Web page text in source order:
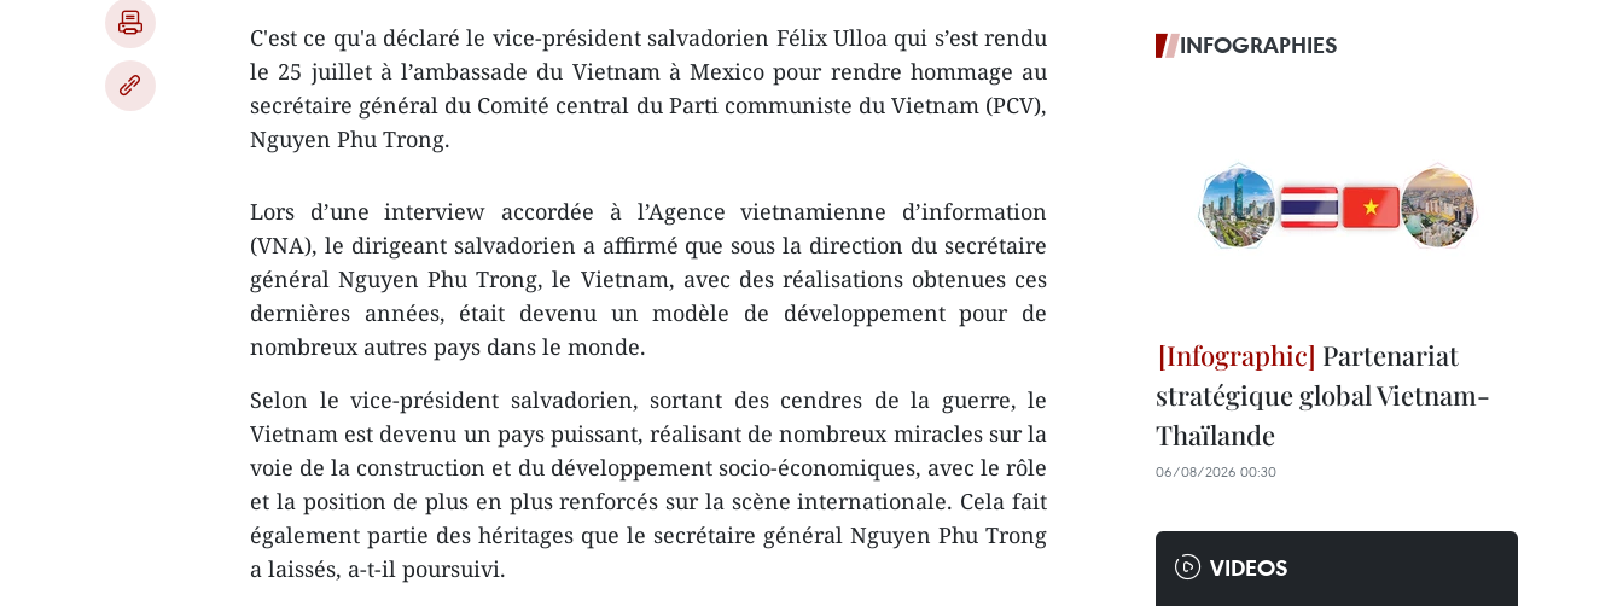
C'est ce qu'a déclaré le vice-président salvadorien Félix Ulloa qui s’est rendu
le 25 juillet à l’ambassade du Vietnam à Mexico pour rendre hommage au
secrétaire général du Comité central du Parti communiste du Vietnam (PCV),
Nguyen Phu Trong.
Lors d’une interview accordée à l’Agence vietnamienne d’information
(VNA), le dirigeant salvadorien a affirmé que sous la direction du secrétaire
général Nguyen Phu Trong, le Vietnam, avec des réalisations obtenues ces
dernières années, était devenu un modèle de développement pour de
nombreux autres pays dans le monde.
Selon le vice-président salvadorien, sortant des cendres de la guerre, le
Vietnam est devenu un pays puissant, réalisant de nombreux miracles sur la
voie de la construction et du développement socio-économiques, avec le rôle
et la position de plus en plus renforcés sur la scène internationale. Cela fait
également partie des héritages que le secrétaire général Nguyen Phu Trong
a laissés, a-t-il poursuivi.
INFOGRAPHIES
Partenariat
stratégique global Vietnam-
Thaïlande
06/08/2026 00:30
VIDEOS